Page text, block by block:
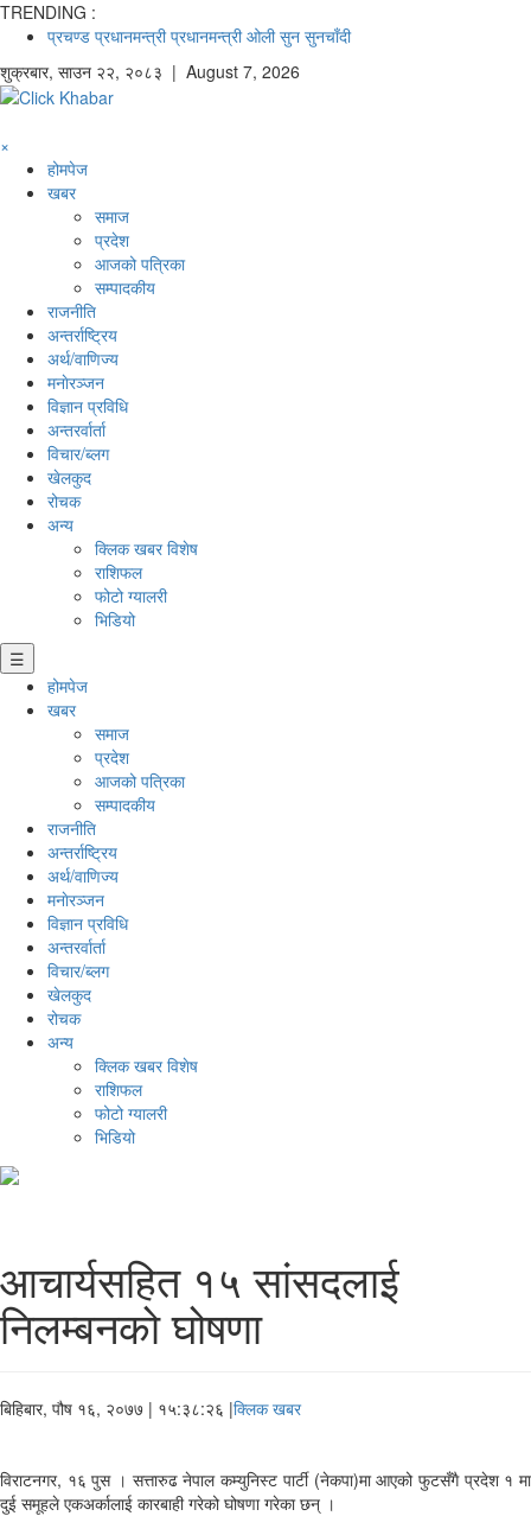
TRENDING :
प्रचण्ड प्रधानमन्त्री प्रधानमन्त्री ओली सुन सुनचाँदी
शुक्रबार, साउन २२, २०८३ | August 7, 2026
×
होमपेज
खबर
समाज
प्रदेश
आजको पत्रिका
सम्पादकीय
राजनीति
अन्तर्राष्ट्रिय
अर्थ/वाणिज्य
मनाेरञ्जन
विज्ञान प्रविधि
अन्तरर्वार्ता
विचार/ब्लग
खेलकुद
रोचक
अन्य
क्लिक खबर विशेष
राशिफल
फोटो ग्यालरी
भिडियो
☰
होमपेज
खबर
समाज
प्रदेश
आजको पत्रिका
सम्पादकीय
राजनीति
अन्तर्राष्ट्रिय
अर्थ/वाणिज्य
मनाेरञ्जन
विज्ञान प्रविधि
अन्तरर्वार्ता
विचार/ब्लग
खेलकुद
रोचक
अन्य
क्लिक खबर विशेष
राशिफल
फोटो ग्यालरी
भिडियो
आचार्यसहित १५ सांसदलाई
निलम्बनको घोषणा
बिहिबार, पौष १६, २०७७ | १५:३८:२६ |क्लिक खबर
विराटनगर, १६ पुस । सत्तारुढ नेपाल कम्युनिस्ट पार्टी (नेकपा)मा आएको फुटसँगै प्रदेश १ मा
दुई समूहले एकअर्कालाई कारबाही गरेको घोषणा गरेका छन् ।